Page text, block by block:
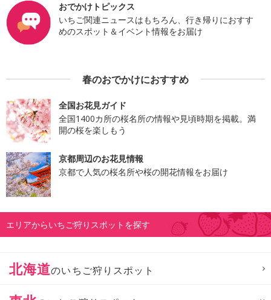
おでかけトピックス
いちご関連ニュースはもちろん、行き帰りにおすす
めのスポット＆イベント情報をお届け
春のおでかけにおすすめ
全国お花見ガイド
全国1400カ所の桜名所の情報や見頃時期を掲載。満
開の桜を楽しもう
京都周辺のお花見情報
京都で人気の桜名所や桜の開花情報をお届け
エリアからいちご狩りスポットを探す
北海道のいちご狩りスポット